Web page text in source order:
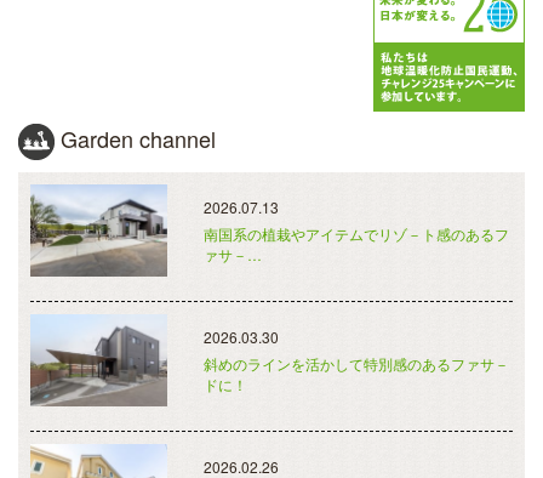
Garden channel
2026.07.13
南国系の植栽やアイテムでリゾ－ト感のあるフ
ァサ－…
2026.03.30
斜めのラインを活かして特別感のあるファサ－
ドに！
2026.02.26